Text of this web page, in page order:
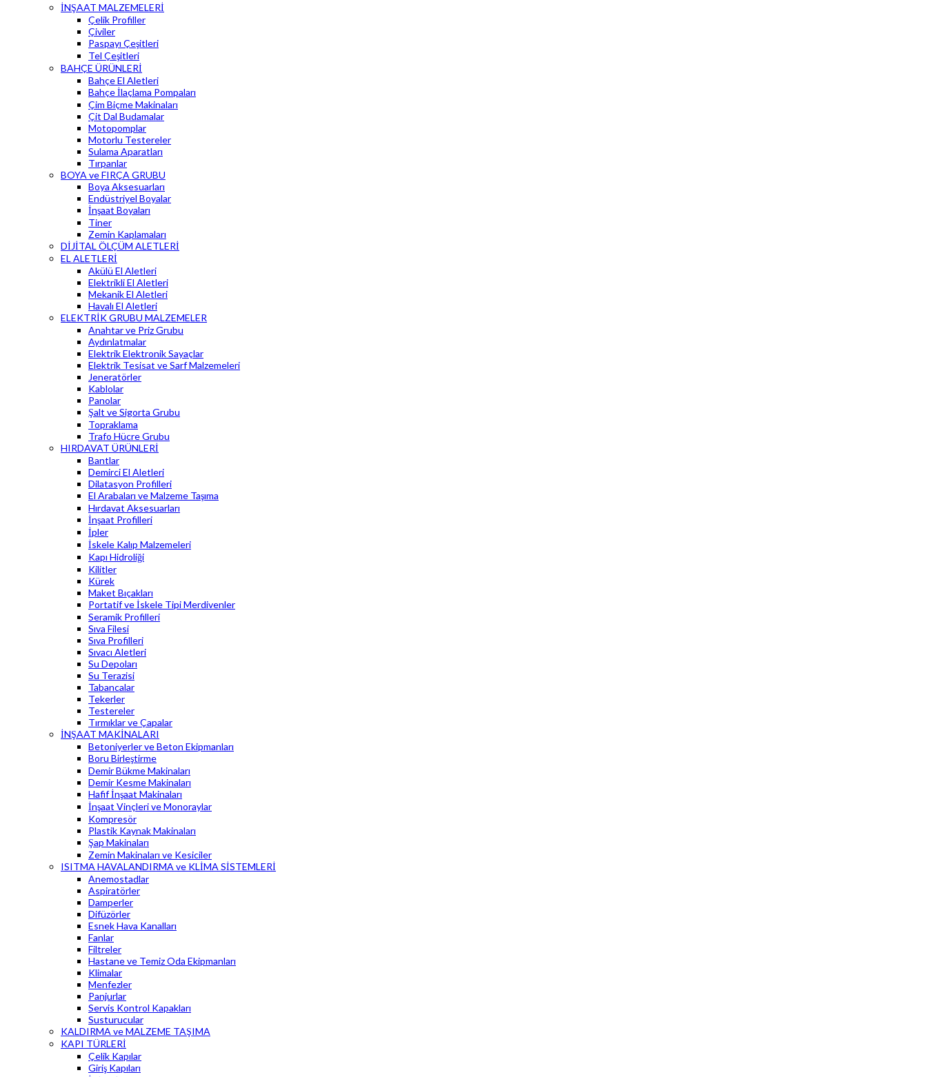
İNŞAAT MALZEMELERİ
Çelik Profiller
Çiviler
Paspayı Çeşitleri
Tel Çeşitleri
BAHÇE ÜRÜNLERİ
Bahçe El Aletleri
Bahçe İlaçlama Pompaları
Çim Biçme Makinaları
Çit Dal Budamalar
Motopomplar
Motorlu Testereler
Sulama Aparatları
Tırpanlar
BOYA ve FIRÇA GRUBU
Boya Aksesuarları
Endüstriyel Boyalar
İnşaat Boyaları
Tiner
Zemin Kaplamaları
DİJİTAL ÖLÇÜM ALETLERİ
EL ALETLERİ
Akülü El Aletleri
Elektrikli El Aletleri
Mekanik El Aletleri
Havalı El Aletleri
ELEKTRİK GRUBU MALZEMELER
Anahtar ve Priz Grubu
Aydınlatmalar
Elektrik Elektronik Sayaçlar
Elektrik Tesisat ve Sarf Malzemeleri
Jeneratörler
Kablolar
Panolar
Şalt ve Sigorta Grubu
Topraklama
Trafo Hücre Grubu
HIRDAVAT ÜRÜNLERİ
Bantlar
Demirci El Aletleri
Dilatasyon Profilleri
El Arabaları ve Malzeme Taşıma
Hırdavat Aksesuarları
İnşaat Profilleri
İpler
İskele Kalıp Malzemeleri
Kapı Hidroliği
Kilitler
Kürek
Maket Bıçakları
Portatif ve İskele Tipi Merdivenler
Seramik Profilleri
Sıva Filesi
Sıva Profilleri
Sıvacı Aletleri
Su Depoları
Su Terazisi
Tabancalar
Tekerler
Testereler
Tırmıklar ve Çapalar
İNŞAAT MAKİNALARI
Betoniyerler ve Beton Ekipmanları
Boru Birleştirme
Demir Bükme Makinaları
Demir Kesme Makinaları
Hafif İnşaat Makinaları
İnşaat Vinçleri ve Monoraylar
Kompresör
Plastik Kaynak Makinaları
Şap Makinaları
Zemin Makinaları ve Kesiciler
ISITMA HAVALANDIRMA ve KLİMA SİSTEMLERİ
Anemostadlar
Aspiratörler
Damperler
Difüzörler
Esnek Hava Kanalları
Fanlar
Filtreler
Hastane ve Temiz Oda Ekipmanları
Klimalar
Menfezler
Panjurlar
Servis Kontrol Kapakları
Susturucular
KALDIRMA ve MALZEME TAŞIMA
KAPI TÜRLERİ
Çelik Kapılar
Giriş Kapıları